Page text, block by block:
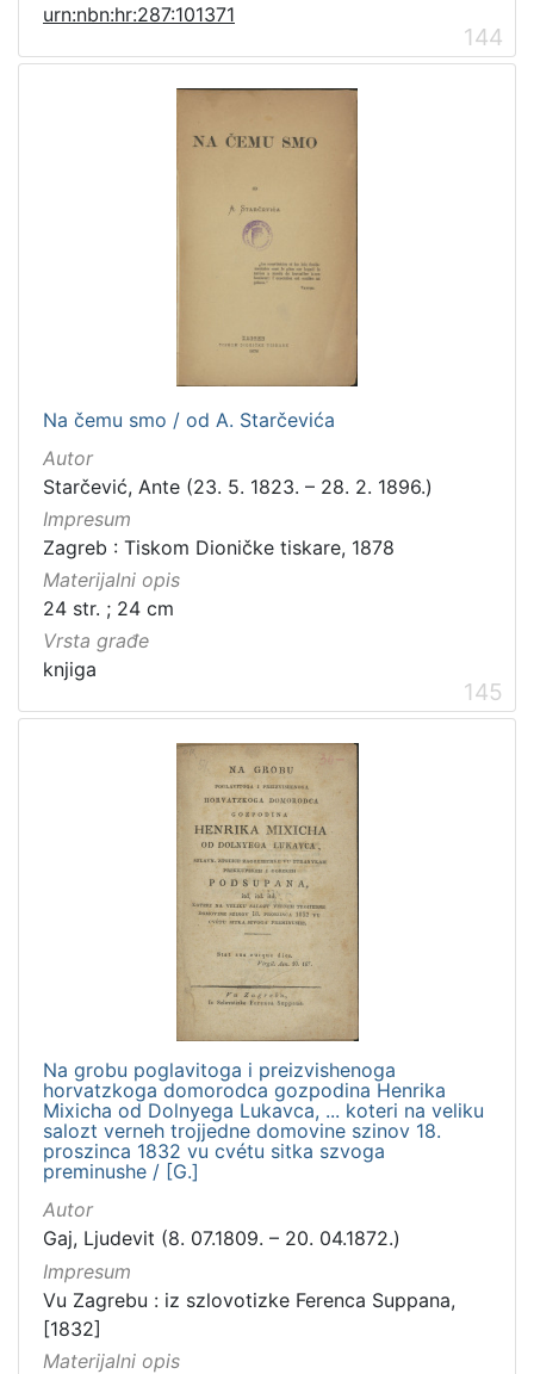
urn:nbn:hr:287:101371
144
Na čemu smo / od A. Starčevića
Autor
Starčević, Ante (23. 5. 1823. – 28. 2. 1896.)
Impresum
Zagreb : Tiskom Dioničke tiskare, 1878
Materijalni opis
24 str. ; 24 cm
Vrsta građe
knjiga
145
Na grobu poglavitoga i preizvishenoga
horvatzkoga domorodca gozpodina Henrika
Mixicha od Dolnyega Lukavca, ... koteri na veliku
salozt verneh trojjedne domovine szinov 18.
proszinca 1832 vu cvétu sitka szvoga
preminushe / [G.]
Autor
Gaj, Ljudevit (8. 07.1809. – 20. 04.1872.)
Impresum
Vu Zagrebu : iz szlovotizke Ferenca Suppana,
[1832]
Materijalni opis